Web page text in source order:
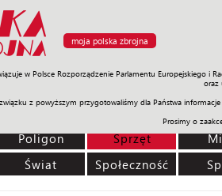
moja polska zbrojna
w Polsce Rozporządzenie Parlamentu Europejskiego i
oraz
z powyższym przygotowaliśmy dla Państwa
Prosimy o
Sprzęt Misje Polityka Prawo
Poligon Sprzęt
Świat Społeczność